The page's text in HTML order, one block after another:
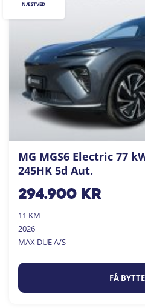
MG MGS6 Electric 77
245HK 5d Aut.
294.900kr
11 KM
2026
MAX DUE A/S
FÅ
NÆSTVED